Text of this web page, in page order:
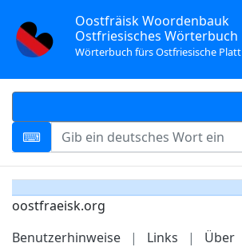
Oostfräisk Woordenbauk
Ostfriesisches Wörterbuch
Wörterbuch fürs Ostfriesische Platt
oostfraeisk.org
Benutzerhinweise
| Links | Über